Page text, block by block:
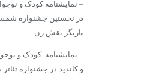
در نخستین جشنواره
بازیگر نقش زن.
و کاندید در جشنواره تئاتر